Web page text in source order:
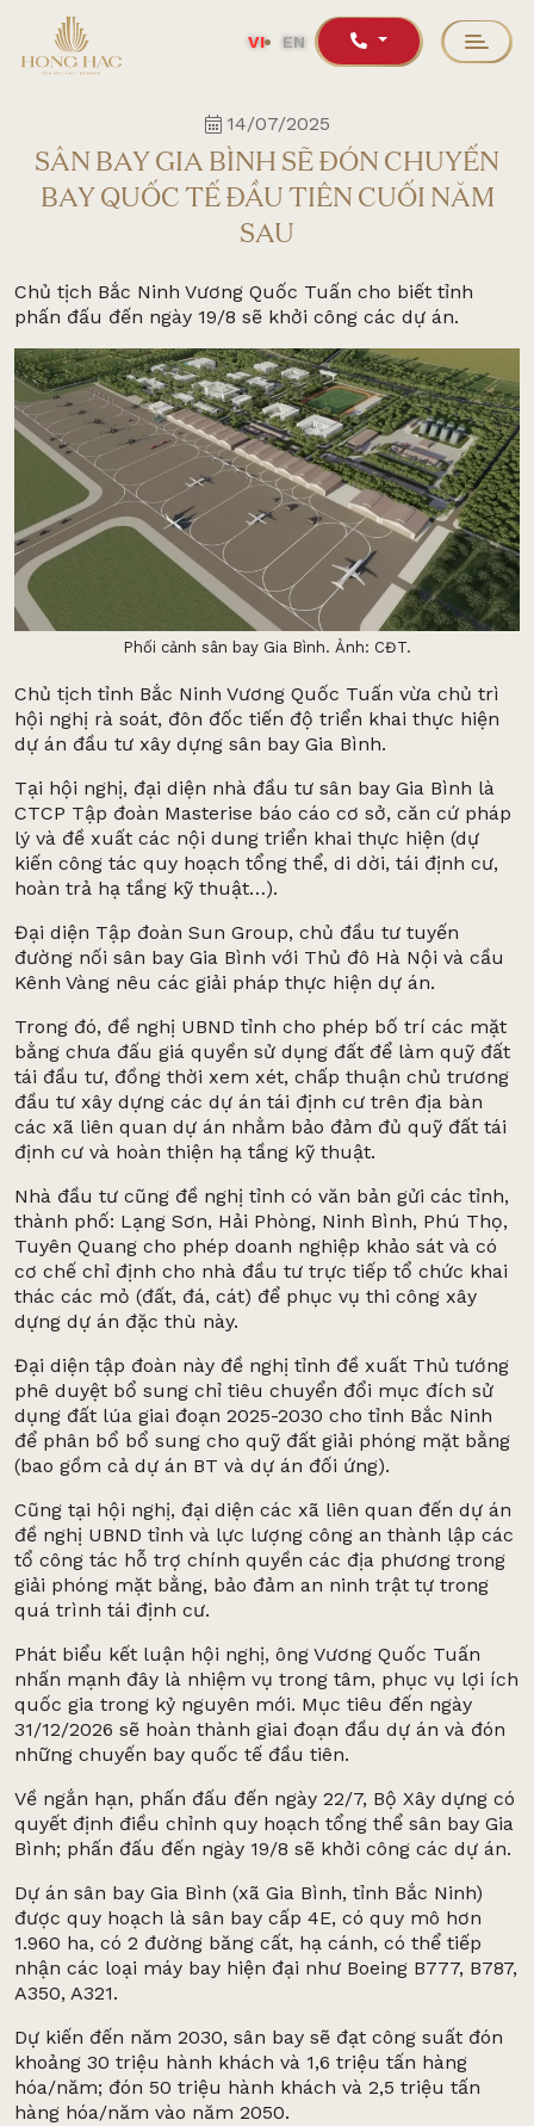
VI EN
14/07/2025
SÂN BAY GIA BÌNH SẼ ĐÓN CHUYẾN
BAY QUỐC TẾ ĐẦU TIÊN CUỐI NĂM
SAU
Chủ tịch Bắc Ninh Vương Quốc Tuấn cho biết tỉnh
phấn đấu đến ngày 19/8 sẽ khởi công các dự án.
Phối cảnh sân bay Gia Bình. Ảnh: CĐT.
Chủ tịch tỉnh Bắc Ninh Vương Quốc Tuấn vừa chủ trì
hội nghị rà soát, đôn đốc tiến độ triển khai thực hiện
dự án đầu tư xây dựng sân bay Gia Bình.
Tại hội nghị, đại diện nhà đầu tư sân bay Gia Bình là
CTCP Tập đoàn Masterise báo cáo cơ sở, căn cứ pháp
lý và đề xuất các nội dung triển khai thực hiện (dự
kiến công tác quy hoạch tổng thể, di dời, tái định cư,
hoàn trả hạ tầng kỹ thuật…).
Đại diện Tập đoàn Sun Group, chủ đầu tư tuyến
đường nối sân bay Gia Bình với Thủ đô Hà Nội và cầu
Kênh Vàng nêu các giải pháp thực hiện dự án.
Trong đó, đề nghị UBND tỉnh cho phép bố trí các mặt
bằng chưa đấu giá quyền sử dụng đất để làm quỹ đất
tái đầu tư, đồng thời xem xét, chấp thuận chủ trương
đầu tư xây dựng các dự án tái định cư trên địa bàn
các xã liên quan dự án nhằm bảo đảm đủ quỹ đất tái
định cư và hoàn thiện hạ tầng kỹ thuật.
Nhà đầu tư cũng đề nghị tỉnh có văn bản gửi các tỉnh,
thành phố: Lạng Sơn, Hải Phòng, Ninh Bình, Phú Thọ,
Tuyên Quang cho phép doanh nghiệp khảo sát và có
cơ chế chỉ định cho nhà đầu tư trực tiếp tổ chức khai
thác các mỏ (đất, đá, cát) để phục vụ thi công xây
dựng dự án đặc thù này.
Đại diện tập đoàn này đề nghị tỉnh đề xuất Thủ tướng
phê duyệt bổ sung chỉ tiêu chuyển đổi mục đích sử
dụng đất lúa giai đoạn 2025-2030 cho tỉnh Bắc Ninh
để phân bổ bổ sung cho quỹ đất giải phóng mặt bằng
(bao gồm cả dự án BT và dự án đối ứng).
Cũng tại hội nghị, đại diện các xã liên quan đến dự án
đề nghị UBND tỉnh và lực lượng công an thành lập các
tổ công tác hỗ trợ chính quyền các địa phương trong
giải phóng mặt bằng, bảo đảm an ninh trật tự trong
quá trình tái định cư.
Phát biểu kết luận hội nghị, ông Vương Quốc Tuấn
nhấn mạnh đây là nhiệm vụ trong tâm, phục vụ lợi ích
quốc gia trong kỷ nguyên mới. Mục tiêu đến ngày
31/12/2026 sẽ hoàn thành giai đoạn đầu dự án và đón
những chuyến bay quốc tế đầu tiên.
Về ngắn hạn, phấn đấu đến ngày 22/7, Bộ Xây dựng có
quyết định điều chỉnh quy hoạch tổng thể sân bay Gia
Bình; phấn đấu đến ngày 19/8 sẽ khởi công các dự án.
Dự án sân bay Gia Bình (xã Gia Bình, tỉnh Bắc Ninh)
được quy hoạch là sân bay cấp 4E, có quy mô hơn
1.960 ha, có 2 đường băng cất, hạ cánh, có thể tiếp
nhận các loại máy bay hiện đại như Boeing B777, B787,
A350, A321.
Dự kiến đến năm 2030, sân bay sẽ đạt công suất đón
khoảng 30 triệu hành khách và 1,6 triệu tấn hàng
hóa/năm; đón 50 triệu hành khách và 2,5 triệu tấn
hàng hóa/năm vào năm 2050.